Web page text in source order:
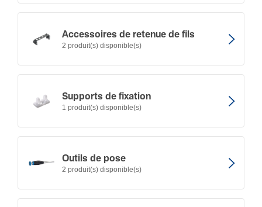
Acces­soires de retenue de fils
2 produit(s) disponible(s)
Supports de fixation
1 produit(s) disponible(s)
Outils de pose
2 produit(s) disponible(s)